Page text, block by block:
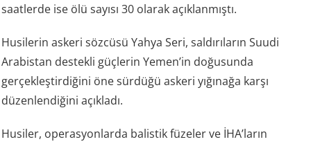
saatlerde ise ölü sayısı 30 olarak açıklanmıştı.
Husilerin askeri sözcüsü Yahya Seri, saldırıların Suudi
Arabistan destekli güçlerin Yemen’in doğusunda
gerçekleştirdiğini öne sürdüğü askeri yığınağa karşı
düzenlendiğini açıkladı.
Husiler, operasyonlarda balistik füzeler ve İHA’ların